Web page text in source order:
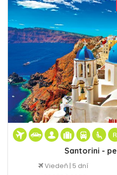
Santorini -
Viedeň | 5 dní